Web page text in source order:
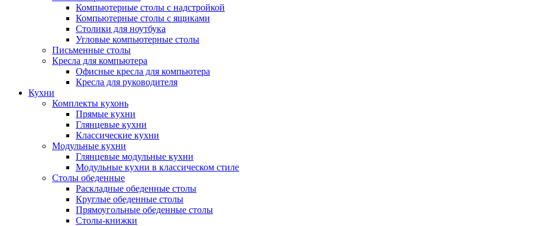
Компьютерные столы с надстройкой
Компьютерные столы с ящиками
Столики для ноутбука
Угловые компьютерные столы
Письменные столы
Кресла для компьютера
Офисные кресла для компьютера
Кресла для руководителя
Кухни
Комплекты кухонь
Прямые кухни
Глянцевые кухни
Классические кухни
Модульные кухни
Глянцевые модульные кухни
Модульные кухни в классическом стиле
Столы обеденные
Раскладные обеденные столы
Круглые обеденные столы
Прямоугольные обеденные столы
Столы-книжки